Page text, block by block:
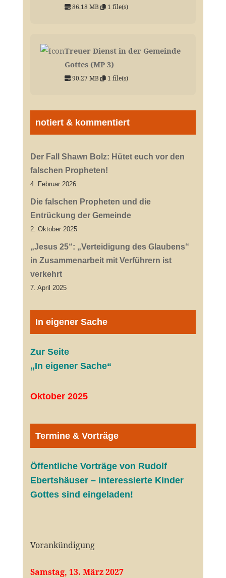
86.18 MB 1 file(s)
Treuer Dienst in der Gemeinde
Gottes (MP 3)
90.27 MB 1 file(s)
notiert & kommentiert
Der Fall Shawn Bolz: Hütet euch vor den
falschen Propheten!
4. Februar 2026
Die falschen Propheten und die
Entrückung der Gemeinde
2. Oktober 2025
„Jesus 25“: „Verteidigung des Glaubens“
in Zusammenarbeit mit Verführern ist
verkehrt
7. April 2025
In eigener Sache
Zur Seite
„In eigener Sache“
Oktober 2025
Termine & Vorträge
Öffentliche Vorträge von Rudolf
Ebertshäuser – interessierte Kinder
Gottes sind eingeladen!
Vorankündigung
Samstag, 13. März 2027